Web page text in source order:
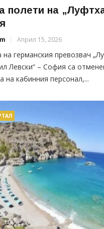
полети на
Април 15, 2026
германския превозвач
Левски“ – София са
на кабинния персонал,...